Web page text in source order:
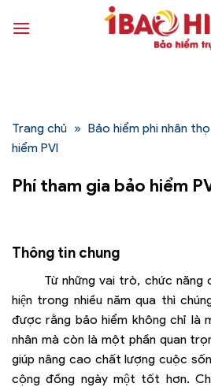
qua
Trang chủ » Bảo hiểm phi nhân thọ
hiểm PVI
Phí tham gia bảo hiểm
Thông tin chung
Từ những vai trò, chức
hiện trong nhiều năm qua thì
được rằng bảo hiểm không chỉ là
nhân mà còn là một phần quan
giúp nâng cao chất lượng cuộc
cộng đồng ngày một tốt hơn.